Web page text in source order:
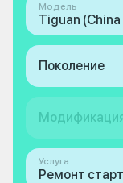
Модель
Tiguan
Поколение
Услуга
Ремонт